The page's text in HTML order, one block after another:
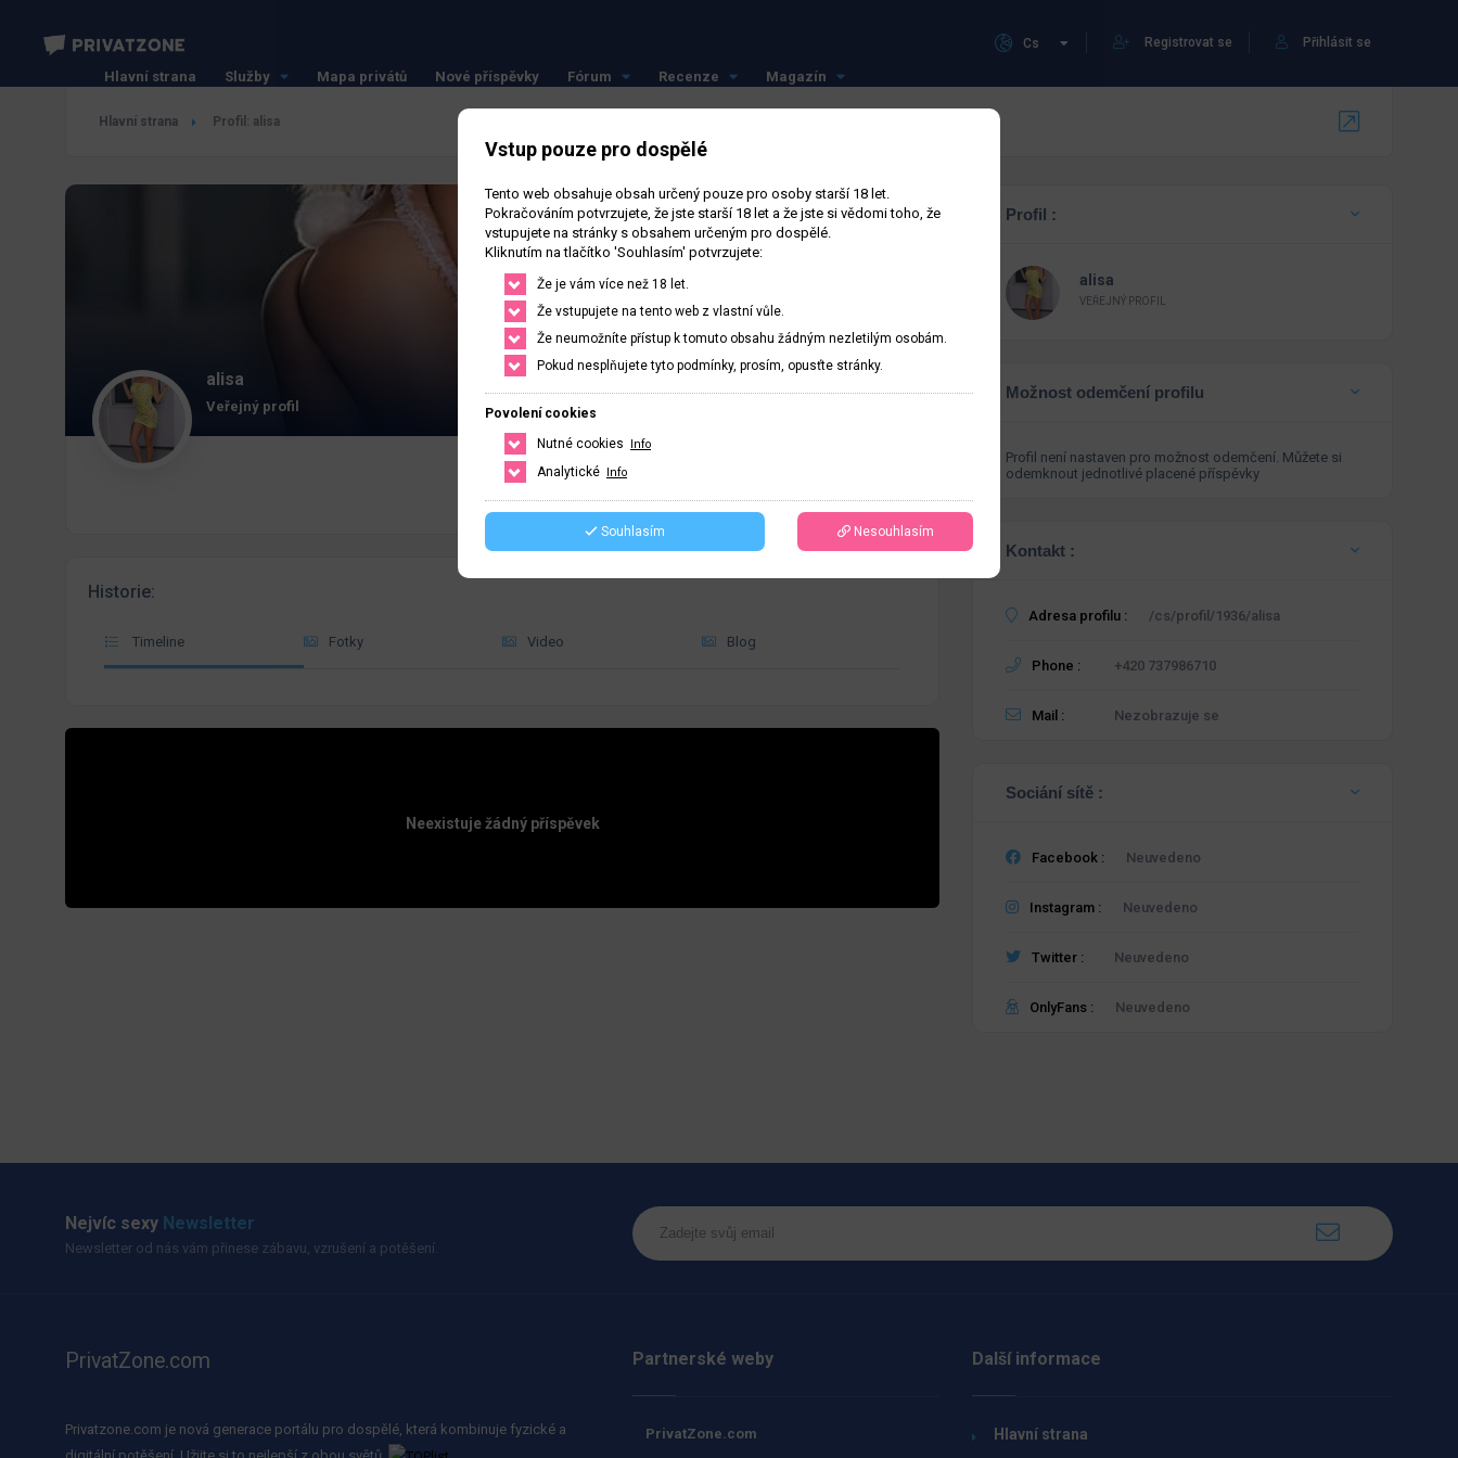
Přihlásit se
Registrovat se
Cs
Hlavní strana Služby Mapa privátů Nové příspěvky Fórum Recenze Magazín
Hlavní strana Profil: alisa
alisa
Veřejný profil
Sledovat
Historie:
Timeline Fotky Video Blog
Neexistuje žádný příspěvek
Profil :
alisa
VEŘEJNÝ PROFIL
Možnost odemčení profilu
Profil není nastaven pro možnost odemčení. Můžete si
odemknout jednotlivé placené příspěvky
Kontakt :
Adresa profilu : /cs/profil/1936/alisa
Phone : +420 737986710
Mail : Nezobrazuje se
Sociání sítě :
Facebook : Neuvedeno
Instagram : Neuvedeno
Twitter : Neuvedeno
OnlyFans : Neuvedeno
Nejvíc sexy Newsletter
Newsletter od nás vám přinese zábavu, vzrušení a potěšení.
PrivatZone.com
Privatzone.com je nová generace portálu pro dospělé, která kombinuje fyzické a
Partnerské weby
PrivatZone.com
Další informace
Hlavní strana
Vstup pouze pro dospělé
Tento web obsahuje obsah určený pouze pro osoby starší 18 let.
Pokračováním potvrzujete, že jste starší 18 let a že jste si vědomi toho, že
vstupujete na stránky s obsahem určeným pro dospělé.
Kliknutím na tlačítko 'Souhlasím' potvrzujete:
Že je vám více než 18 let.
Že vstupujete na tento web z vlastní vůle.
Že neumožníte přístup k tomuto obsahu žádným nezletilým osobám.
Pokud nesplňujete tyto podmínky, prosím, opusťte stránky.
Povolení cookies
Nutné cookies
Info
Analytické Info
Souhlasím Nesouhlasím